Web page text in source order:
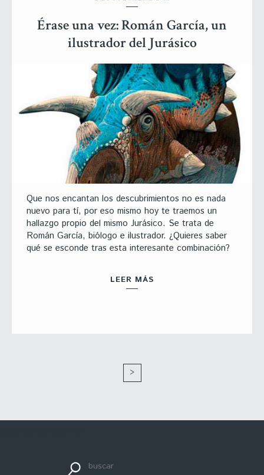
Érase una vez: Román García, un
ilustrador del Jurásico
Que nos encantan los descubrimientos no es nada
nuevo para tí, por eso mismo hoy te traemos un
hallazgo propio del mismo Jurásico. Se trata de
Román García, biólogo e ilustrador. ¿Quieres saber
qué se esconde tras esta interesante combinación?
LEER MÁS
>